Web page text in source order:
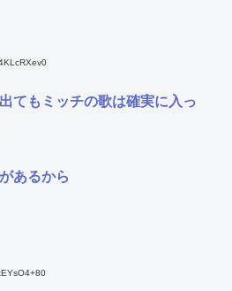
てもミッチの歌は確実に入っ
あるから